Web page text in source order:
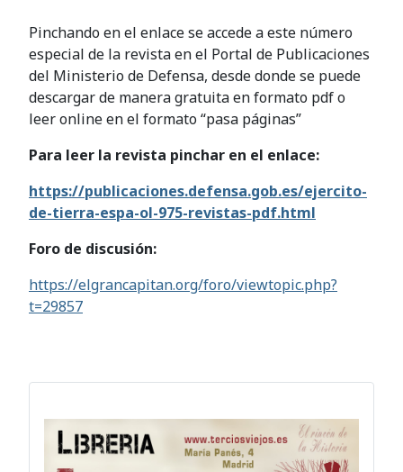
Pinchando en el enlace se accede a este número
especial de la revista en el Portal de Publicaciones
del Ministerio de Defensa, desde donde se puede
descargar de manera gratuita en formato pdf o
leer online en el formato “pasa páginas”
Para leer la revista pinchar en el enlace:
https://publicaciones.defensa.gob.es/ejercito-
de-tierra-espa-ol-975-revistas-pdf.html
Foro de discusión:
https://elgrancapitan.org/foro/viewtopic.php?
t=29857